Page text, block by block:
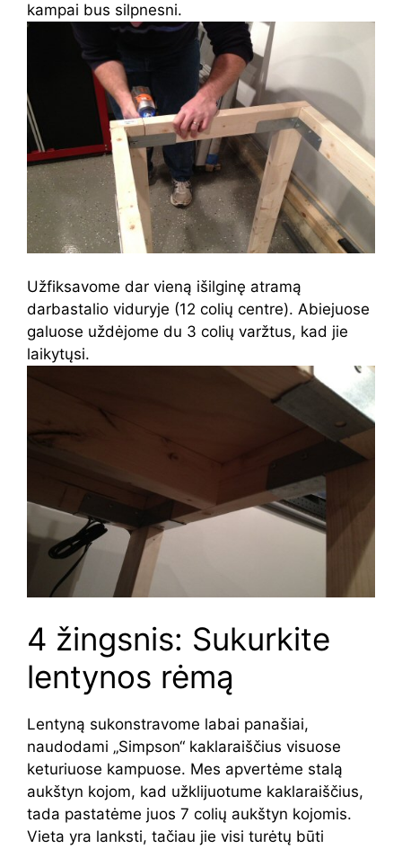
kampai bus silpnesni.
Užfiksavome dar vieną išilginę atramą
darbastalio viduryje (12 colių centre). Abiejuose
galuose uždėjome du 3 colių varžtus, kad jie
laikytųsi.
4 žingsnis: Sukurkite
lentynos rėmą
Lentyną sukonstravome labai panašiai,
naudodami „Simpson“ kaklaraiščius visuose
keturiuose kampuose. Mes apvertėme stalą
aukštyn kojom, kad užklijuotume kaklaraiščius,
tada pastatėme juos 7 colių aukštyn kojomis.
Vieta yra lanksti, tačiau jie visi turėtų būti